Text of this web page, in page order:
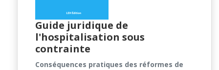
Guide juridique de
l'hospitalisation sous
contrainte
Conséquences pratiques des réformes de